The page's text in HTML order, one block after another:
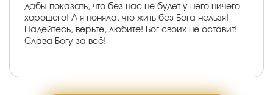
дабы показать, что без нас не будет у него ничего
хорошего! А я поняла, что жить без Бога нельзя!
Надейтесь, верьте, любите! Бог своих не оставит!
Слава Богу за всё!